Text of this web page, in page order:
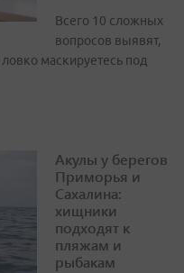
Всего 10 сложных
вопросов выявят,
маскируетесь под
Акулы у берегов
Приморья и
Сахалина:
хищники
подходят к
пляжам и
рыбакам